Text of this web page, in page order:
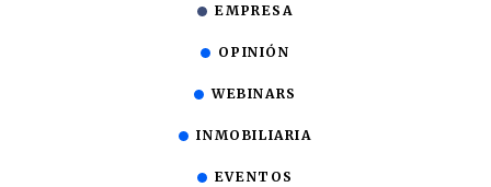
EMPRESA
OPINIÓN
WEBINARS
INMOBILIARIA
EVENTOS